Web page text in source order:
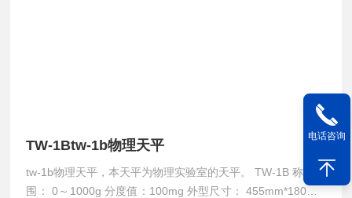
TW-1Btw-1b物理天平
tw-1b物理天平，本天平为物理实验室的天平。 TW-1B 称量范
围： 0～1000g 分度值：100mg 外型尺寸： 455mm*180mm
电话咨询